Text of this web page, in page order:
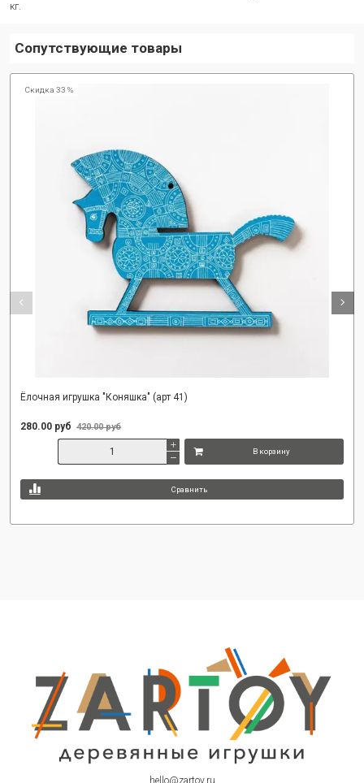
кг.
Сопутствующие товары
Скидка 33 %
Ёлочная игрушка "Коняшка" (арт 41)
280.00 руб 420.00 руб
В корзину
Сравнить
hello@zartoy.ru